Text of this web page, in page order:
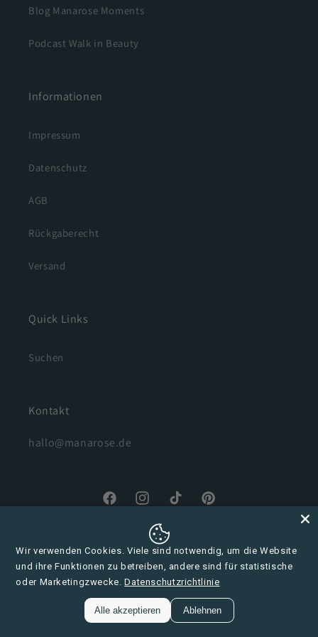
Blog Manarose Moments
Podcast Walk in Beauty
Informationen
Impressum
Datenschutz
AGB
Rückgaberecht
Versand
Quick Links
Suchen
Kontakt
hallo@manarose.de
FacebookInstagramTikTokPinterest
Zahlungsmethoden
© 2026, Manarose Biokosmetik Powered by Shopify
Wir verwenden Cookies. Viele sind notwendig, um die Website
und ihre Funktionen zu betreiben, andere sind für statistische
oder Marketingzwecke. Datenschutzrichtlinie
Alle akzeptieren Ablehnen